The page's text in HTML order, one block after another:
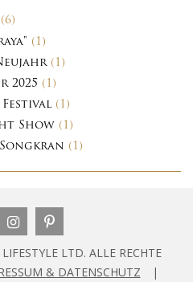
(6)
(1)
(1)
2025 (1)
(1)
Show (1)
(1)
LTD. ALLE RECHTE
& DATENSCHUTZ
|